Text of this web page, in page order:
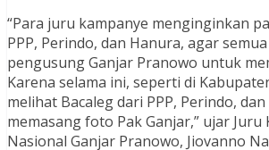
“Para juru kampanye menginginkan
PPP, Perindo, dan Hanura, agar
pengusung Ganjar Pranowo untuk
Karena selama ini, seperti di
melihat Bacaleg dari PPP, Perindo,
memasang foto Pak Ganjar,” ujar Juru
Nasional Ganjar Pranowo, Jiovanno